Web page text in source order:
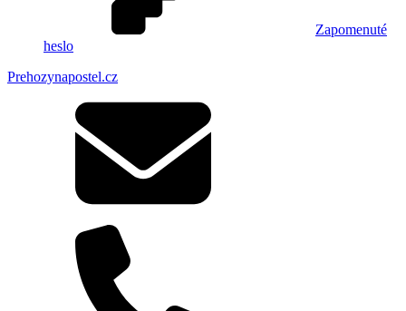
Zapomenuté
heslo
Prehozynapostel.cz